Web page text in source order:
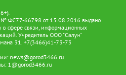
№ ФС77-66798 от 15.08.2016 выдано
в сфере связи, информационных
Учредитель ООО "Салун"
31. +7(3466)41-73-73
news@gorod3466.ru
1@gorod3466.ru